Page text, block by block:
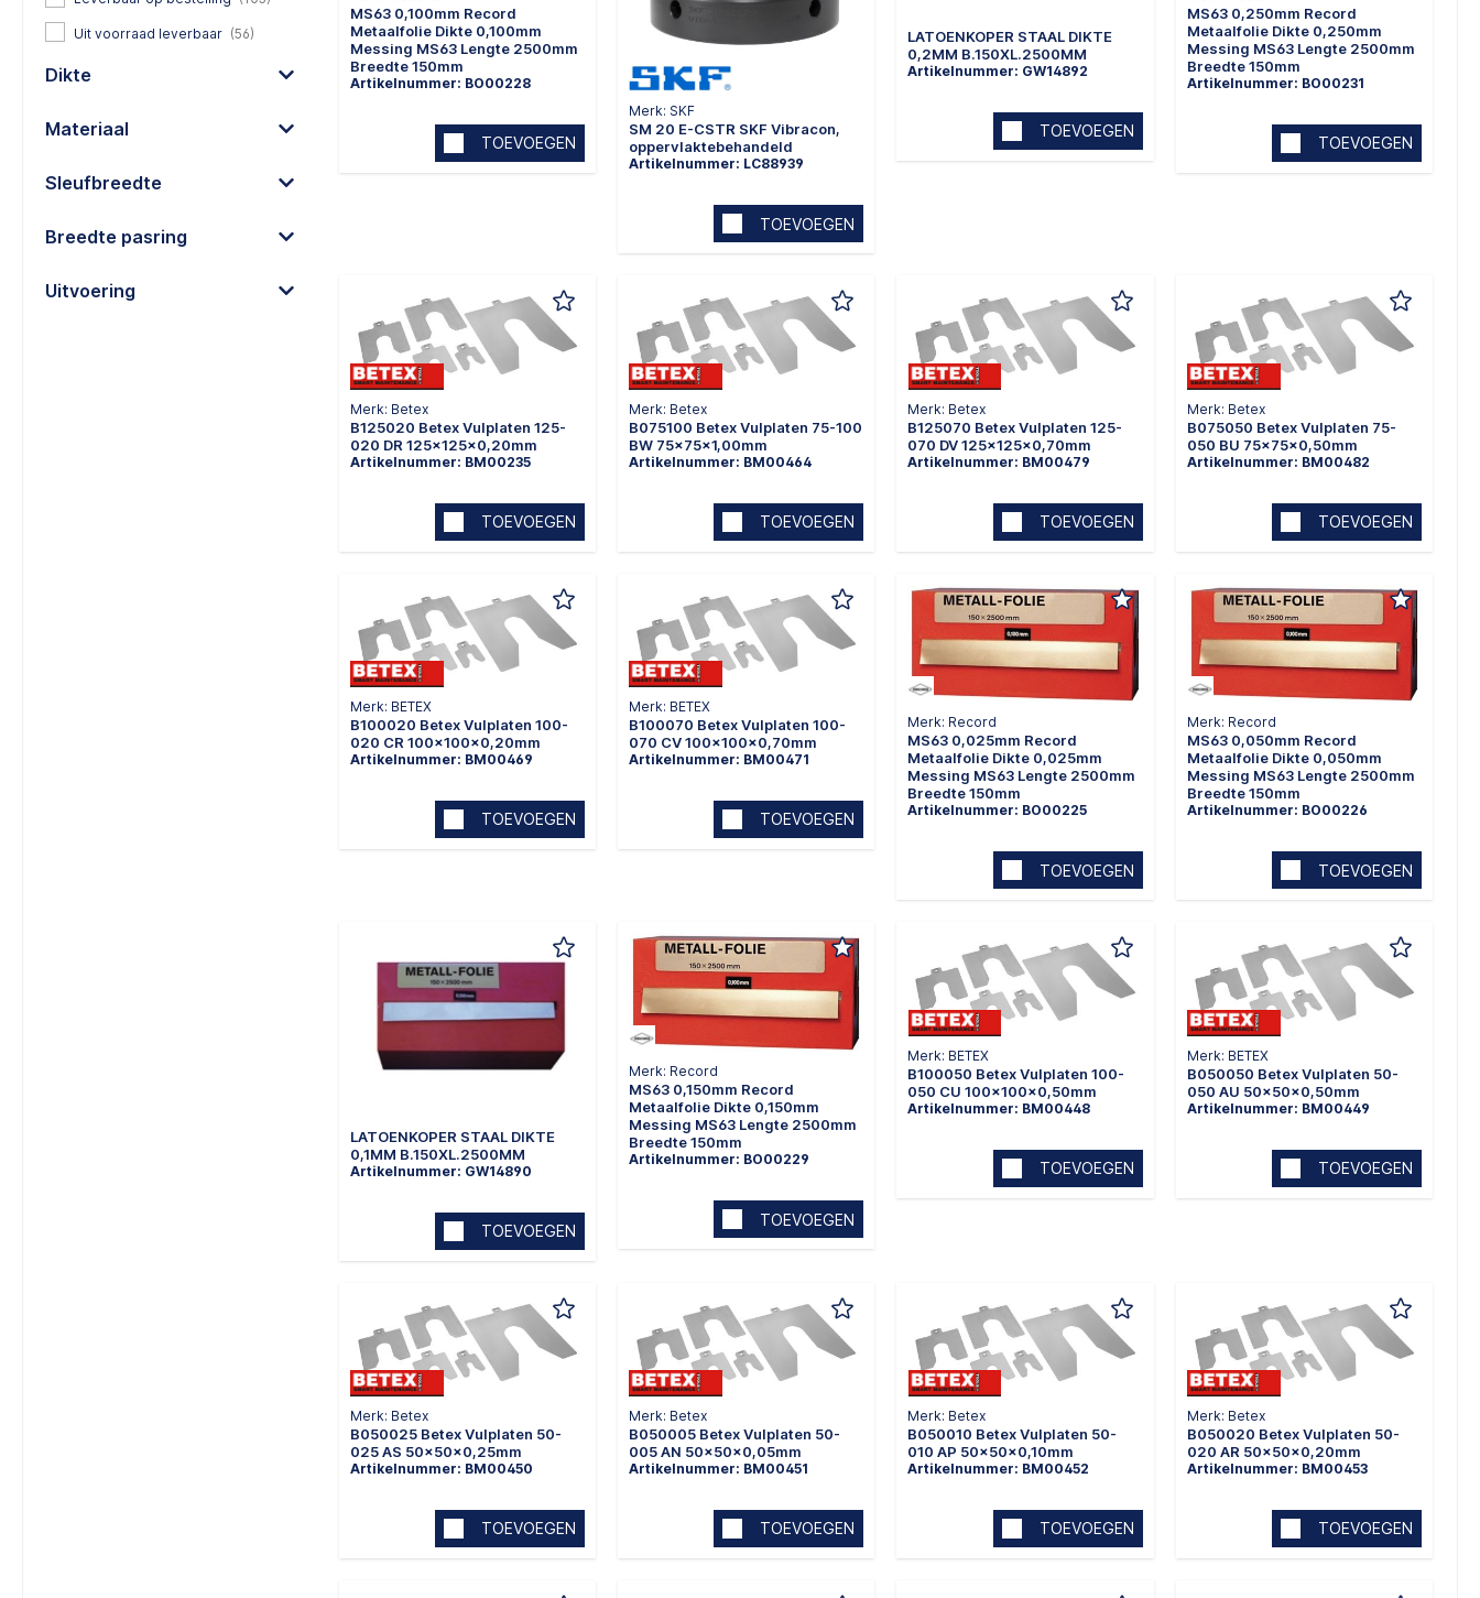
Uit voorraad leverbaar (56)
Dikte
Materiaal
Sleufbreedte
Breedte pasring
Uitvoering
MS63 0,100mm Record
Metaalfolie Dikte 0,100mm
Messing MS63 Lengte 2500mm
Breedte 150mm
Artikelnummer: BO00228
TOEVOEGEN
Merk: SKF
SM 20 E-CSTR SKF Vibracon,
oppervlaktebehandeld
Artikelnummer: LC88939
TOEVOEGEN
LATOENKOPER STAAL DIKTE
0,2MM B.150XL.2500MM
Artikelnummer: GW14892
TOEVOEGEN
MS63 0,250mm Record
Metaalfolie Dikte 0,250mm
Messing MS63 Lengte 2500mm
Breedte 150mm
Artikelnummer: BO00231
TOEVOEGEN
Merk: Betex
B125020 Betex Vulplaten 125-
020 DR 125x125x0,20mm
Artikelnummer: BM00235
TOEVOEGEN
Merk: Betex
B075100 Betex Vulplaten 75-100
BW 75x75x1,00mm
Artikelnummer: BM00464
TOEVOEGEN
Merk: Betex
B125070 Betex Vulplaten 125-
070 DV 125x125x0,70mm
Artikelnummer: BM00479
TOEVOEGEN
Merk: Betex
B075050 Betex Vulplaten 75-
050 BU 75x75x0,50mm
Artikelnummer: BM00482
TOEVOEGEN
Merk: BETEX
B100020 Betex Vulplaten 100-
020 CR 100x100x0,20mm
Artikelnummer: BM00469
TOEVOEGEN
Merk: BETEX
B100070 Betex Vulplaten 100-
070 CV 100x100x0,70mm
Artikelnummer: BM00471
TOEVOEGEN
Merk: Record
MS63 0,025mm Record
Metaalfolie Dikte 0,025mm
Messing MS63 Lengte 2500mm
Breedte 150mm
Artikelnummer: BO00225
TOEVOEGEN
Merk: Record
MS63 0,050mm Record
Metaalfolie Dikte 0,050mm
Messing MS63 Lengte 2500mm
Breedte 150mm
Artikelnummer: BO00226
TOEVOEGEN
LATOENKOPER STAAL DIKTE
0,1MM B.150XL.2500MM
Artikelnummer: GW14890
TOEVOEGEN
Merk: Record
MS63 0,150mm Record
Metaalfolie Dikte 0,150mm
Messing MS63 Lengte 2500mm
Breedte 150mm
Artikelnummer: BO00229
TOEVOEGEN
Merk: BETEX
B100050 Betex Vulplaten 100-
050 CU 100x100x0,50mm
Artikelnummer: BM00448
TOEVOEGEN
Merk: BETEX
B050050 Betex Vulplaten 50-
050 AU 50x50x0,50mm
Artikelnummer: BM00449
TOEVOEGEN
Merk: Betex
B050025 Betex Vulplaten 50-
025 AS 50x50x0,25mm
Artikelnummer: BM00450
TOEVOEGEN
Merk: Betex
B050005 Betex Vulplaten 50-
005 AN 50x50x0,05mm
Artikelnummer: BM00451
TOEVOEGEN
Merk: Betex
B050010 Betex Vulplaten 50-
010 AP 50x50x0,10mm
Artikelnummer: BM00452
TOEVOEGEN
Merk: Betex
B050020 Betex Vulplaten 50-
020 AR 50x50x0,20mm
Artikelnummer: BM00453
TOEVOEGEN